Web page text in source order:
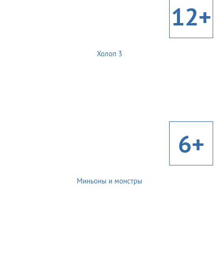
12+
Холоп 3
6+
Миньоны и монстры